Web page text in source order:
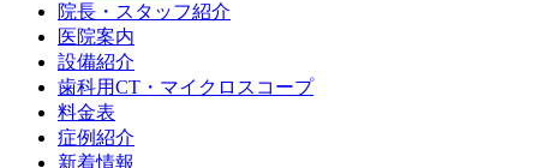
院長・スタッフ紹介
医院案内
設備紹介
歯科用CT・マイクロスコープ
料金表
症例紹介
新着情報